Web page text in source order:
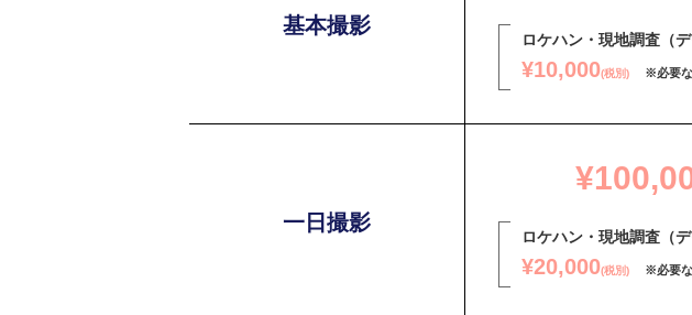
基本撮影
ロケハン・現地調査（
¥10,000(税別) ※必要な
一日撮影
ロケハン・現地調査（
¥20,000(税別) ※必要な